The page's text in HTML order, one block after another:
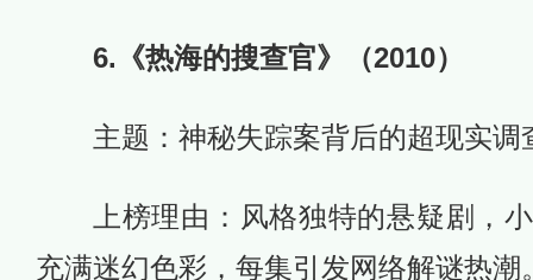
6.《热海的搜查官》（2010）
主题：神秘失踪案背后的超现实调
上榜理由：风格独特的悬疑剧，
充满迷幻色彩，每集引发网络解谜热潮